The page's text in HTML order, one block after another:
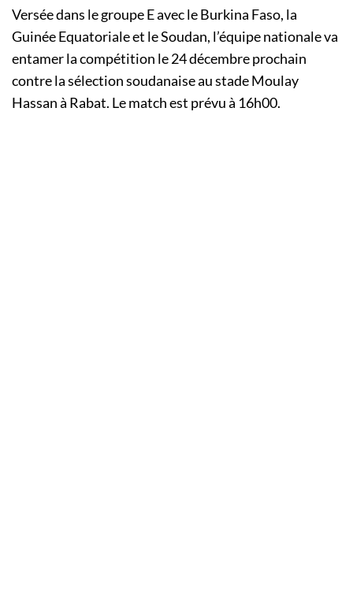
Versée dans le groupe E avec le Burkina Faso, la
Guinée Equatoriale et le Soudan, l’équipe nationale va
entamer la compétition le 24 décembre prochain
contre la sélection soudanaise au stade Moulay
Hassan à Rabat. Le match est prévu à 16h00.